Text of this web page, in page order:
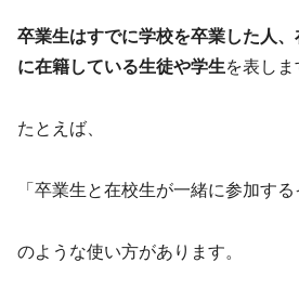
卒業生はすでに学校を卒業した人
に在籍している生徒や学生を表しま
たとえば、
「卒業生と在校生が一緒に参加する
のような使い方があります。